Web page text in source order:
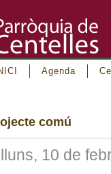
Agenda
comú
10 de